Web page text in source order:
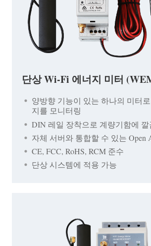
단상 Wi-Fi 에너지 미터
양방향 기능이 있는 하나의 미터
지를 모니터링
DIN 레일 장착으로 계량기함에 깔
자체 서버와 통합할 수 있는 Open
CE, FCC, RoHS, RCM 준수
단상 시스템에 적용 가능